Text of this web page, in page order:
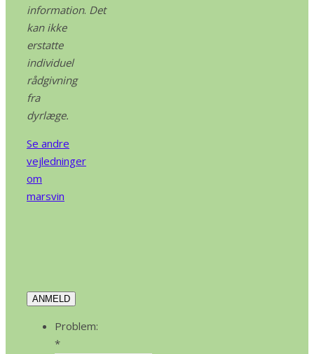
information. Det
kan ikke
erstatte
individuel
rådgivning
fra
dyrlæge.
Se andre
vejledninger
om
marsvin
ANMELD
Problem:
*